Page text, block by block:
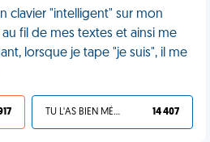
clavier "intelligent" sur mon
fil de mes textes et ainsi me
lorsque je tape "je suis", il me
TU L'AS BIEN MÉRITÉ 14 407